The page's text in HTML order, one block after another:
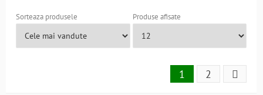
Sorteaza produsele Produse afisate
1 2